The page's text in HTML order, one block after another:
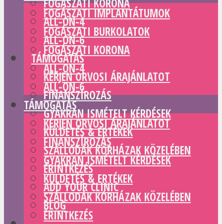
FOGÁSZATI KORONA
ALL-ON-4
ALL-ON-6
TÁMOGATÁS
KÉRJEN ORVOSI ÁRAJÁNLATOT
FINANSZÍROZÁS
GYAKRAN ISMÉTELT KÉRDÉSEK
KÜLDETÉS & ERTÉKEK
SZÁLLODÁK KÓRHÁZAK KÖZELÉBEN
ÉRINTKEZÉS
ADD YOUR CLINIC
BLOG
FOGÁSZATI IMPLANTÁTUMOK
FOGÁSZATI BURKOLATOK
FOGÁSZATI KORONA
ALL-ON-4
ALL-ON-6
TÁMOGATÁS
KÉRJEN ORVOSI ÁRAJÁNLATOT
FINANSZÍROZÁS
GYAKRAN ISMÉTELT KÉRDÉSEK
KÜLDETÉS & ERTÉKEK
SZÁLLODÁK KÓRHÁZAK KÖZELÉBEN
ÉRINTKEZÉS